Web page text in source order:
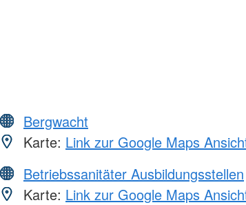
Bergwacht
Karte: Link zur Google Maps
Betriebssanitäter Ausbildungsstellen
Karte: Link zur Google Maps